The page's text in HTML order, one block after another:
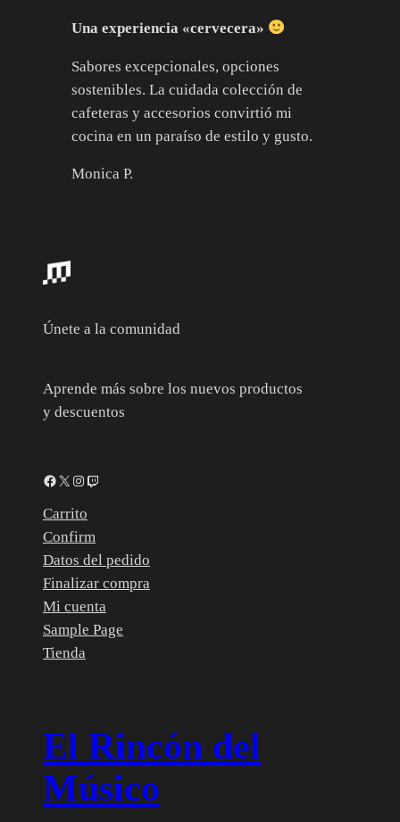
Una experiencia «cervecera»
Sabores excepcionales, opciones
sostenibles. La cuidada colección de
cafeteras y accesorios convirtió mi
cocina en un paraíso de estilo y gusto.
Monica P.
Únete a la comunidad
Aprende más sobre los nuevos productos
y descuentos
Facebook X Instagram Twitch
Carrito
Confirm
Datos del pedido
Finalizar compra
Mi cuenta
Sample Page
Tienda
El Rincón del
Músico